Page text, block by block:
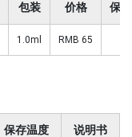
包装 价格 保
1.0ml RMB 65
保存温度 说明书